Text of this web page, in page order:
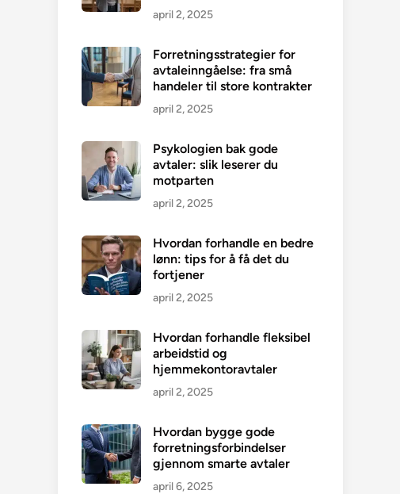
april 2, 2025
Forretningsstrategier for
avtaleinngåelse: fra små
handeler til store kontrakter
april 2, 2025
Psykologien bak gode
avtaler: slik leserer du
motparten
april 2, 2025
Hvordan forhandle en bedre
lønn: tips for å få det du
fortjener
april 2, 2025
Hvordan forhandle fleksibel
arbeidstid og
hjemmekontoravtaler
april 2, 2025
Hvordan bygge gode
forretningsforbindelser
gjennom smarte avtaler
april 6, 2025